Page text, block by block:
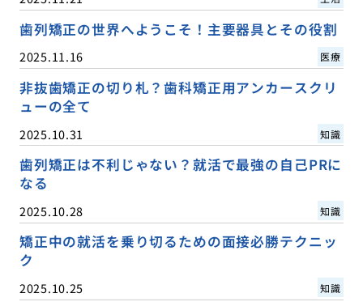
歯列矯正の世界へようこそ！主要器具とその役割
2025.11.16 医療
非抜歯矯正の切り札？歯科矯正用アンカースクリ
ューの全て
2025.10.31 知識
歯列矯正は不利じゃない？就活で最強の自己PRに
なる
2025.10.28 知識
矯正中の就活を乗り切るための面接必勝テクニッ
ク
2025.10.25 知識